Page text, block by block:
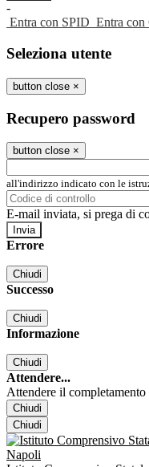
-
Entra con SPID Entra con
Seleziona utente
button close ×
Recupero password
button close ×
all'indirizzo indicato con le
E-mail inviata, si prega di
Errore
Chiudi
Successo
Chiudi
Informazione
Chiudi
Attendere...
Attendere il
Chiudi
Chiudi